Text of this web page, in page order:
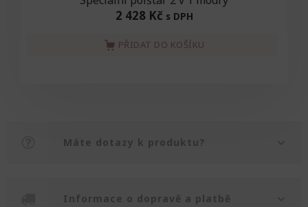
2 428 Kč s DPH
PŘIDAT DO KOŠÍKU
Máte dotazy k produktu?
Informace o dopravě a platbě